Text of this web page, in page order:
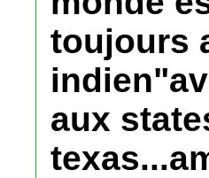
toujours
aux